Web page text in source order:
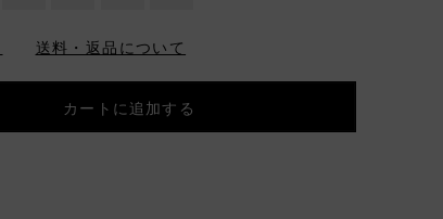
送料・返品について
カートに追加する